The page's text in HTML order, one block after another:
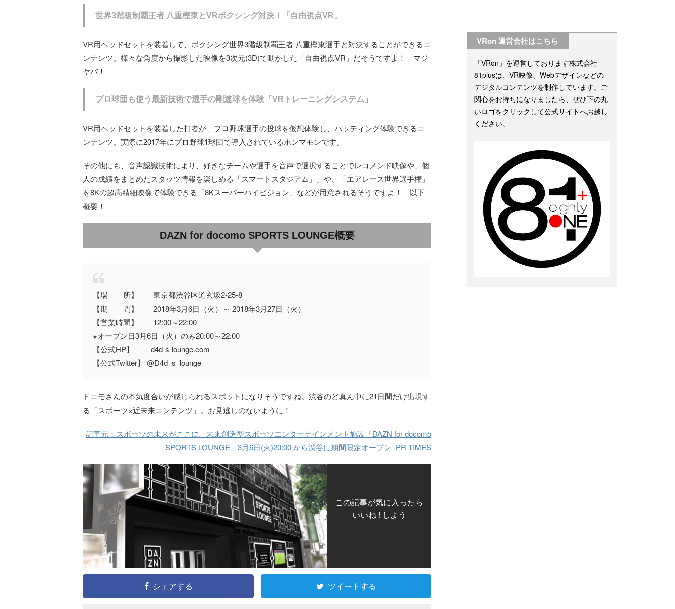
世界3階級制覇王者 八重樫東とVRボクシング対決！「自由視点VR」
VR用ヘッドセットを装着して、ボクシング世界3階級制覇王者 八重樫東選手と対決することができるコ
ンテンツ。様々な角度から撮影した映像を3次元(3D)で動かした「自由視点VR」だそうですよ！ マジ
ヤバ！
プロ球団も使う最新技術で選手の剛速球を体験「VRトレーニングシステム」
VR用ヘッドセットを装着した打者が、プロ野球選手の投球を仮想体験し、バッティング体験できるコ
ンテンツ。実際に2017年にプロ野球1球団で導入されているホンマモンです。
その他にも、音声認識技術により、好きなチームや選手を音声で選択することでレコメンド映像や、個
人の成績をまとめたスタッツ情報を楽しめる「スマートスタジアム」」や、「エアレース世界選手権」
を8Kの超高精細映像で体験できる「8Kスーパーハイビジョン」などが用意されるそうですよ！ 以下
概要！
DAZN for docomo SPORTS LOUNGE概要
【場 所】 東京都渋谷区道玄坂2-25-8
【期 間】 2018年3月6日（火）～ 2018年3月27日（火）
【営業時間】 12:00～22:00
※オープン日3月6日（火）のみ20:00～22:00
【公式HP】 d4d-s-lounge.com
【公式Twitter】 @D4d_s_lounge
ドコモさんの本気度合いが感じられるスポットになりそうですね。渋谷のど真ん中に21日間だけ出現す
る「スポーツ×近未来コンテンツ」。お見逃しのないように！
記事元：スポーツの未来がここに。未来創造型スポーツエンターテインメント施設「DAZN for docomo
SPORTS LOUNGE」3月6日(火)20:00 から渋谷に期間限定オープン -PR TIMES
この記事が気に入ったら
いいね ! しよう
シェアする ツイートする
VRon 運営会社はこちら
「VRon」を運営しております株式会社
81plusは、VR映像、Webデザインなどの
デジタルコンテンツを制作しています。ご
関心をお持ちになりましたら、ぜひ下の丸
いロゴをクリックして公式サイトへお越し
ください。